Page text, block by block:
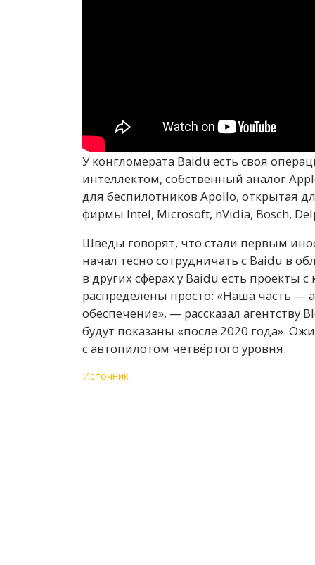
У конгломерата Baidu есть своя
интеллектом, собственный аналог
для беспилотников Apollo, открытая
фирмы Intel, Microsoft, nVidia, Bosch,
Шведы говорят, что стали первым
начал тесно сотрудничать с Baidu в
в других сферах у Baidu есть проекты
распределены просто: «Наша часть —
обеспечение», — рассказал агентству
будут показаны «после 2020 года».
с автопилотом четвёртого уровня.
Источник